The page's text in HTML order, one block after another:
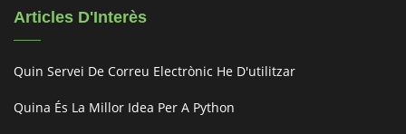
Articles D'Interès
Quin Servei De Correu Electrònic He D'utilitzar
Quina És La Millor Idea Per A Python